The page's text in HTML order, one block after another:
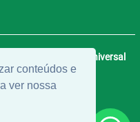
conteúdos e
ver nossa
Universal